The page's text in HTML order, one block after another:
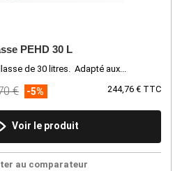
PEHD 30 L
de 30 litres. Adapté aux...
244,76 € TTC
€ -5%
Voir le produit
au comparateur